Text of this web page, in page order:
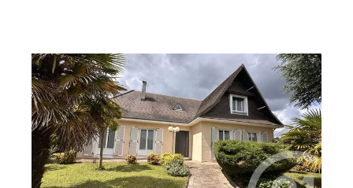
CHATEAUROUX 36
200 m2, 8 pièces
Ref : 10168
Maison à vendre
351 500 €
Visiter le site dédié